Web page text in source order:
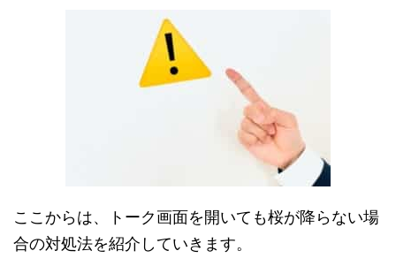
ここからは、トーク画面を開いても桜が降らない場
合の対処法を紹介していきます。